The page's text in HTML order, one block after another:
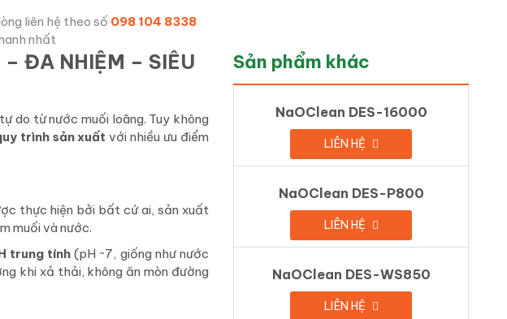
liên hệ theo số 098 104 8338
nhất
ĐA NHIỆM – SIÊU
do từ nước muối loãng. Tuy không
trình sản xuất với nhiều ưu điểm
thực hiện bởi bất cứ ai, sản xuất
muối và nước.
trung tính (pH ~7, giống như nước
khi xả thải, không ăn mòn đường
Sản phẩm khác
NaOClean DES-16000
LIÊN HỆ
NaOClean DES-P800
LIÊN HỆ
NaOClean DES-WS850
LIÊN HỆ